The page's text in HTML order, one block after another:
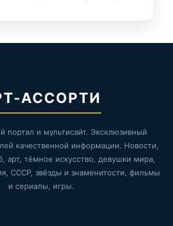
АССОРТИ
портал и мультисайт. Эксклюзивный
качественной информации. Новости,
арт, тёмное искусство, девушки мира,
СССР, звёзды и знаменитости, фильмы
и сериалы, игры.